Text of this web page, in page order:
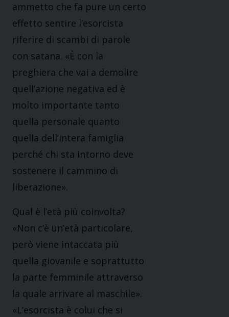
ammetto che fa pure un certo
effetto sentire l’esorcista
riferire di scambi di parole
con satana. «È con la
preghiera che vai a demolire
quell’azione negativa ed è
molto importante tanto
quella personale quanto
quella dell’intera famiglia
perché chi sta intorno deve
sostenere il cammino di
liberazione».
Qual è l’età più coinvolta?
«Non c’è un’età particolare,
però viene intaccata più
quella giovanile e soprattutto
la parte femminile attraverso
la quale arrivare al maschile».
«L’esorcista è colui che si